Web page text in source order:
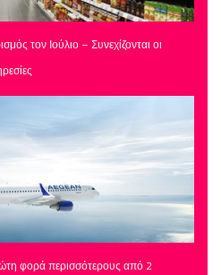
τον Ιούλιο – Συνεχίζονται οι
φορά περισσότερους από 2